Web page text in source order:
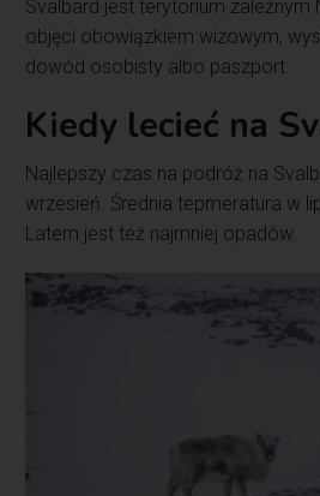
Svalbard jest terytorium zależnym
objęci obowiązkiem wizowym,
dowód osobisty albo paszport.
Kiedy lecieć na
Najlepszy czas na podróż na
wrzesień. Średnia tepmeratura w
Latem jest też najmniej opadów.